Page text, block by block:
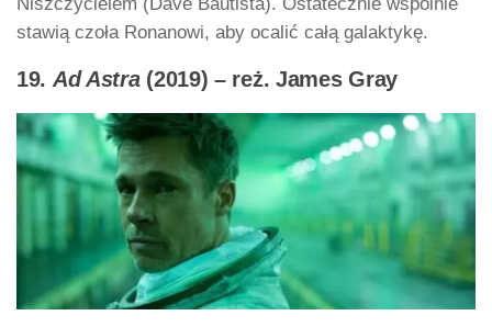
stawią czoła Ronanowi, aby ocalić całą galaktykę.
19. Ad Astra(2019) – reż. James Gray